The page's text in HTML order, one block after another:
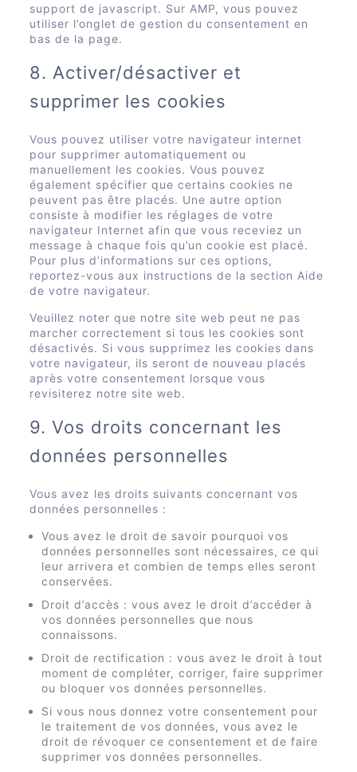
support de javascript. Sur AMP, vous pouvez
utiliser l’onglet de gestion du consentement en
bas de la page.
8. Activer/désactiver et
supprimer les cookies
Vous pouvez utiliser votre navigateur internet
pour supprimer automatiquement ou
manuellement les cookies. Vous pouvez
également spécifier que certains cookies ne
peuvent pas être placés. Une autre option
consiste à modifier les réglages de votre
navigateur Internet afin que vous receviez un
message à chaque fois qu’un cookie est placé.
Pour plus d’informations sur ces options,
reportez-vous aux instructions de la section Aide
de votre navigateur.
Veuillez noter que notre site web peut ne pas
marcher correctement si tous les cookies sont
désactivés. Si vous supprimez les cookies dans
votre navigateur, ils seront de nouveau placés
après votre consentement lorsque vous
revisiterez notre site web.
9. Vos droits concernant les
données personnelles
Vous avez les droits suivants concernant vos
données personnelles :
Vous avez le droit de savoir pourquoi vos
données personnelles sont nécessaires, ce qui
leur arrivera et combien de temps elles seront
conservées.
Droit d’accès : vous avez le droit d’accéder à
vos données personnelles que nous
connaissons.
Droit de rectification : vous avez le droit à tout
moment de compléter, corriger, faire supprimer
ou bloquer vos données personnelles.
Si vous nous donnez votre consentement pour
le traitement de vos données, vous avez le
droit de révoquer ce consentement et de faire
supprimer vos données personnelles.